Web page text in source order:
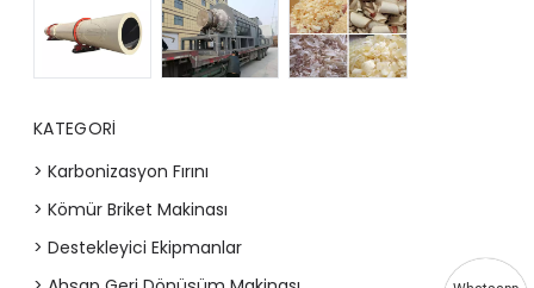
KATEGORI
> Karbonizasyon Fırını
> Kömür Briket Makinası
> Destekleyici Ekipmanlar